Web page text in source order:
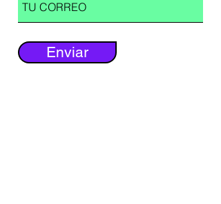
Enviar